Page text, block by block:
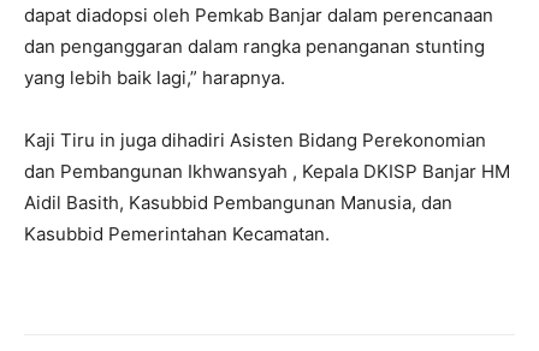
dapat diadopsi oleh Pemkab Banjar dalam perencanaan
dan penganggaran dalam rangka penanganan stunting
yang lebih baik lagi,” harapnya.
Kaji Tiru in juga dihadiri Asisten Bidang Perekonomian
dan Pembangunan Ikhwansyah , Kepala DKISP Banjar HM
Aidil Basith, Kasubbid Pembangunan Manusia, dan
Kasubbid Pemerintahan Kecamatan.